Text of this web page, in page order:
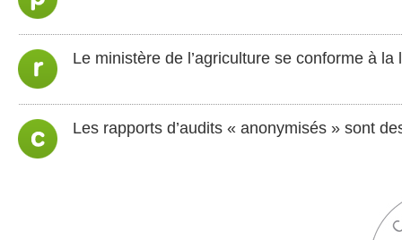
Le ministère de l’agriculture se conforme à
Les rapports d’audits « anonymisés » sont